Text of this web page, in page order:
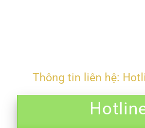
Thông tin liên hệ: